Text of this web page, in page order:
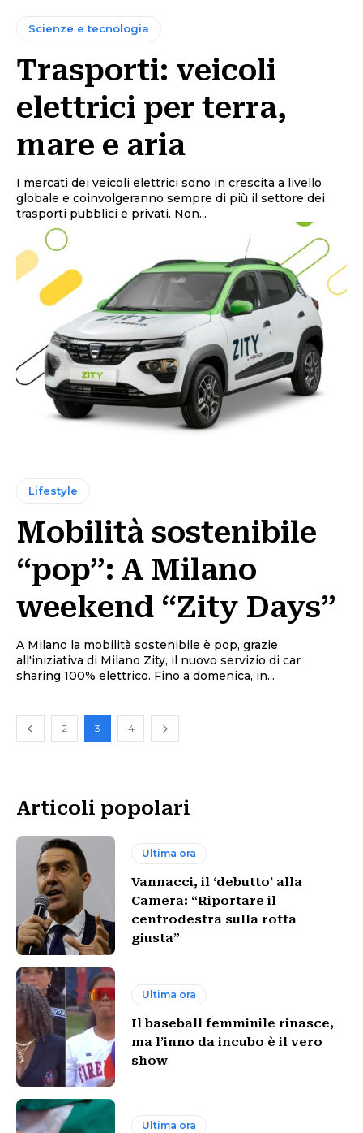
Scienze e tecnologia
Trasporti: veicoli
elettrici per terra,
mare e aria
I mercati dei veicoli elettrici sono in crescita a livello
globale e coinvolgeranno sempre di più il settore dei
trasporti pubblici e privati. Non...
Lifestyle
Mobilità sostenibile
“pop”: A Milano
weekend “Zity Days”
A Milano la mobilità sostenibile è pop, grazie
all'iniziativa di Milano Zity, il nuovo servizio di car
sharing 100% elettrico. Fino a domenica, in...
2 3 4
Articoli popolari
Ultima ora
Vannacci, il ‘debutto’ alla
Camera: “Riportare il
centrodestra sulla rotta
giusta”
Ultima ora
Il baseball femminile rinasce,
ma l’inno da incubo è il vero
show
Ultima ora